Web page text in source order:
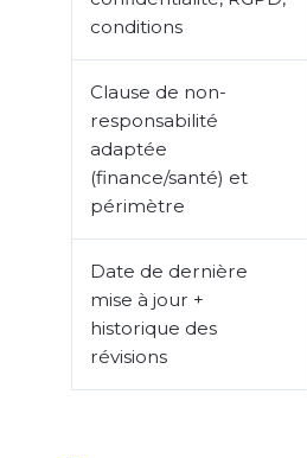
conditions
Clause de non-
responsabilité
adaptée
(finance/santé) et
périmètre
Date de dernière
mise à jour +
historique des
révisions